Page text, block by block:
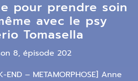
pour prendre soin
avec le psy
Tomasella
8, épisode 202
END – METAMORPHOSE] Anne